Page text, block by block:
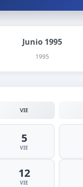
Junio 1995
1995
VIE
5
VIE
12
VIE